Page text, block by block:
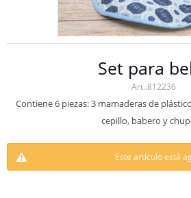
Set para
812236
Contiene 6 piezas: 3 mamaderas de
cepillo, babero y
Este artículo está